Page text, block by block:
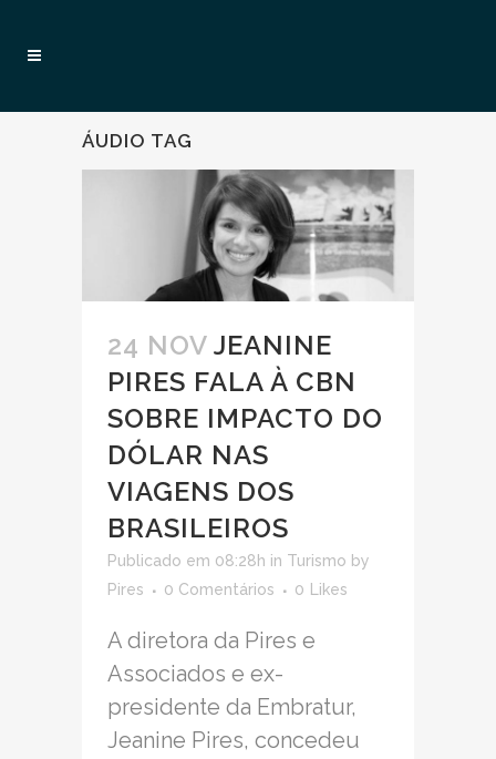
ÁUDIO TAG
24 NOV JEANINE
PIRES FALA À CBN
SOBRE IMPACTO DO
DÓLAR NAS
VIAGENS DOS
BRASILEIROS
Publicado em 08:28h in Turismo by
Pires
0 Comentários 0 Likes
A diretora da Pires e
Associados e ex-
presidente da Embratur,
Jeanine Pires, concedeu